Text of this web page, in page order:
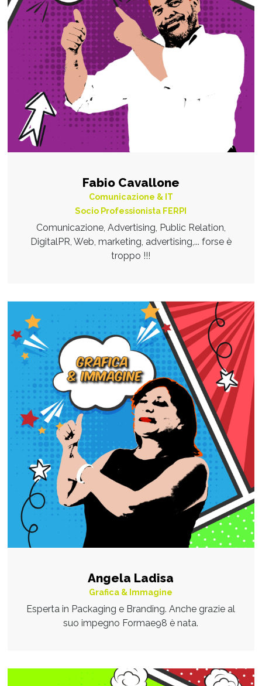
Fabio Cavallone
Comunicazione & IT
Socio Professionista FERPI
Comunicazione, Advertising, Public Relation,
DigitalPR, Web, marketing, advertising,... forse è
troppo !!!
Angela Ladisa
Grafica & Immagine
Esperta in Packaging e Branding. Anche grazie al
suo impegno Formae98 è nata.